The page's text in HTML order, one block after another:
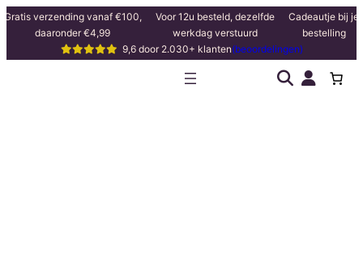
Ga
de
Gratis verzending vanaf €100,
daaronder €4,99
Voor 12u besteld, dezelfde
werkdag verstuurd
Cadeautje bij je
bestelling
9,6 door 2.030+ klanten(beoordelingen)